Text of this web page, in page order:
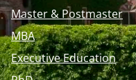
Master & Postmaster
MBA
Executive Education